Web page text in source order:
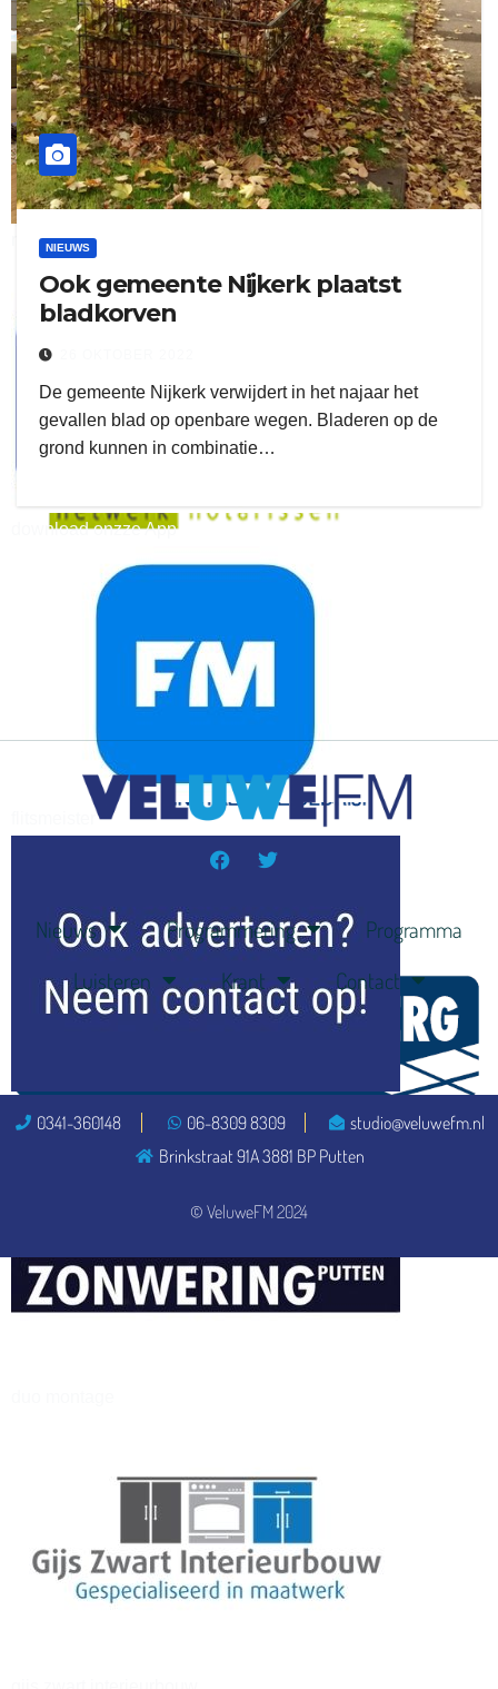
word vrijwilliger (1)
zielman
delangekortland
ruitengaparket
download onzze App
NIEUWS
Ook gemeente Nijkerk plaatst
bladkorven
De gemeente Nijkerk verwijdert in het najaar het
gevallen blad op openbare wegen. Bladeren op de
grond kunnen in combinatie…
Nieuws Programmering
Programma
Luisteren
Krant Contact
© VeluweFM 2024
0341-360148 06-8309 8309
studio@veluwefm.nl
Brinkstraat 91A 3881 BP Putten